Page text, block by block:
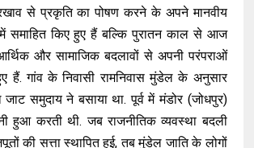
से प्रकृति का पोषण करने के अपने मानवीय
समाहित किए हुए हैं बल्कि पुरातन काल से आज
और सामाजिक बदलावों से अपनी परंपराओं
हैं. गांव के निवासी रामनिवास मुंडेल के अनुसार
समुदाय ने बसाया था. पूर्व में मंडोर (जोधपुर)
हुआ करती थी. जब राजनीतिक व्यवस्था बदली
की सत्ता स्थापित हुई, तब मुंडेल जाति के लोगों